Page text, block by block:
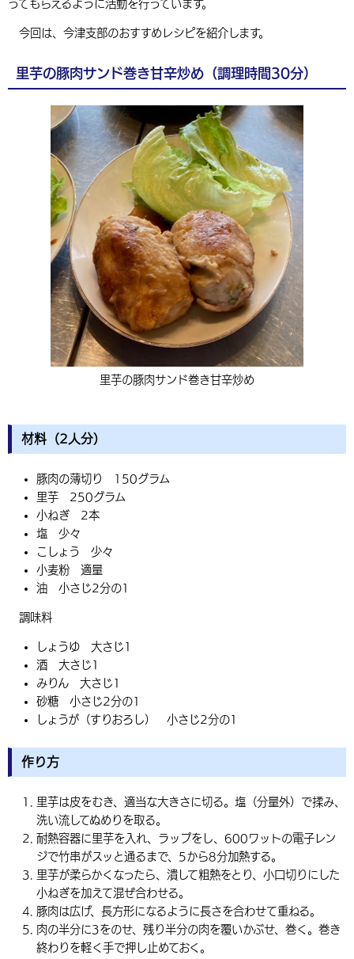
ってもらえるように活動を行っています。
今回は、今津支部のおすすめレシピを紹介します。
里芋の豚肉サンド巻き甘辛炒め（調理時間30分）
里芋の豚肉サンド巻き甘辛炒め
材料（2人分）
豚肉の薄切り 150グラム
里芋 250グラム
小ねぎ 2本
塩 少々
こしょう 少々
小麦粉 適量
油 小さじ2分の1
調味料
しょうゆ 大さじ1
酒 大さじ1
みりん 大さじ1
砂糖 小さじ2分の1
しょうが（すりおろし） 小さじ2分の1
作り方
里芋は皮をむき、適当な大きさに切る。塩（分量外）で揉み、
洗い流してぬめりを取る。
耐熱容器に里芋を入れ、ラップをし、600ワットの電子レン
ジで竹串がスッと通るまで、5から8分加熱する。
里芋が柔らかくなったら、潰して粗熱をとり、小口切りにした
小ねぎを加えて混ぜ合わせる。
豚肉は広げ、長方形になるように長さを合わせて重ねる。
肉の半分に3をのせ、残り半分の肉を覆いかぶせ、巻く。巻き
終わりを軽く手で押し止めておく。